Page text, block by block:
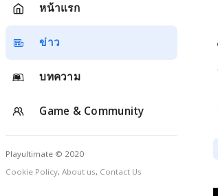
หน้าแรก
ข่าว
บทความ
Game & Community
Playultimate © 2020
Cookie Policy, About us, Contact Us